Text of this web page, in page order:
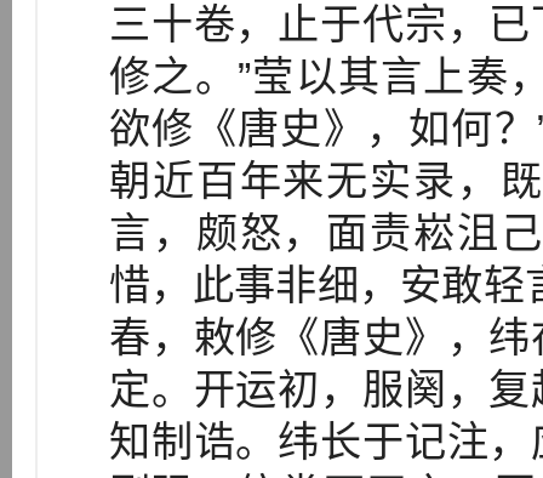
三十卷，止于代宗，
修之。”莹以其言上奏
欲修《唐史》，如何
朝近百年来无实录，
言，颇怒，面责崧沮
惜，此事非细，安敢轻
春，敕修《唐史》，
定。开运初，服阕，
知制诰。纬长于记注